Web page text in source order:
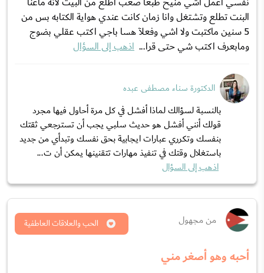
البنت تطلع وتشتغل وانا زمان كانت عندي هواية الكتابه بس من
5 سنين ماكتبت ولا اشي وفعلآ هسا باجي اكتب عقلي بضوج
ومابعرف اكتب شي حتى قرا... اذهب إلى السؤال
الدكتورة سناء مصطفى عبده
بالنسبة لسؤالك لماذا أفشل في كل مرة أحاول فيها مجرد
قولك أنني أفشل هو حديث سلبي يجب أن تسترجعي ثقتك
بنفسك وتكرري عبارات ايجابية بحق نفسك وتبدأي من جديد
باستغلال وقتك في تنفيذ مهارات تتقنينها يمكن أن ت...
اذهب إلى السؤال
من مجهول
أحبه وهو أصغر مني
الحب والعلاقات العاطفية